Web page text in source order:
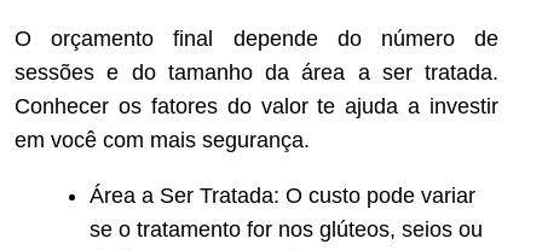
O orçamento final depende do número de
sessões e do tamanho da área a ser tratada.
Conhecer os fatores do valor te ajuda a investir
em você com mais segurança.
Área a Ser Tratada: O custo pode variar
se o tratamento for nos glúteos, seios ou